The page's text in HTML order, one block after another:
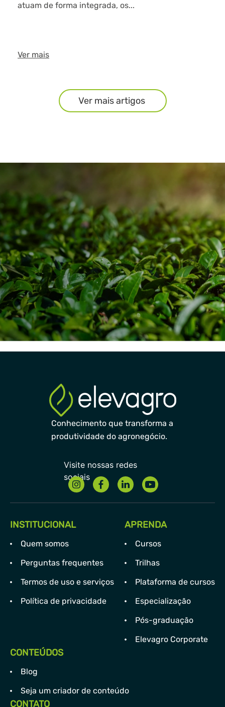
atuam de forma integrada, os...
Ver mais
Ver mais artigos
Conhecimento que transforma a
produtividade do agronegócio.
INSTITUCIONAL
Quem somos
Perguntas frequentes
Termos de uso e serviços
Política de privacidade
APRENDA
Cursos
Trilhas
Plataforma de cursos
Especialização
Pós-graduação
Elevagro Corporate
CONTEÚDOS
Blog
Seja um criador de conteúdo
CONTATO